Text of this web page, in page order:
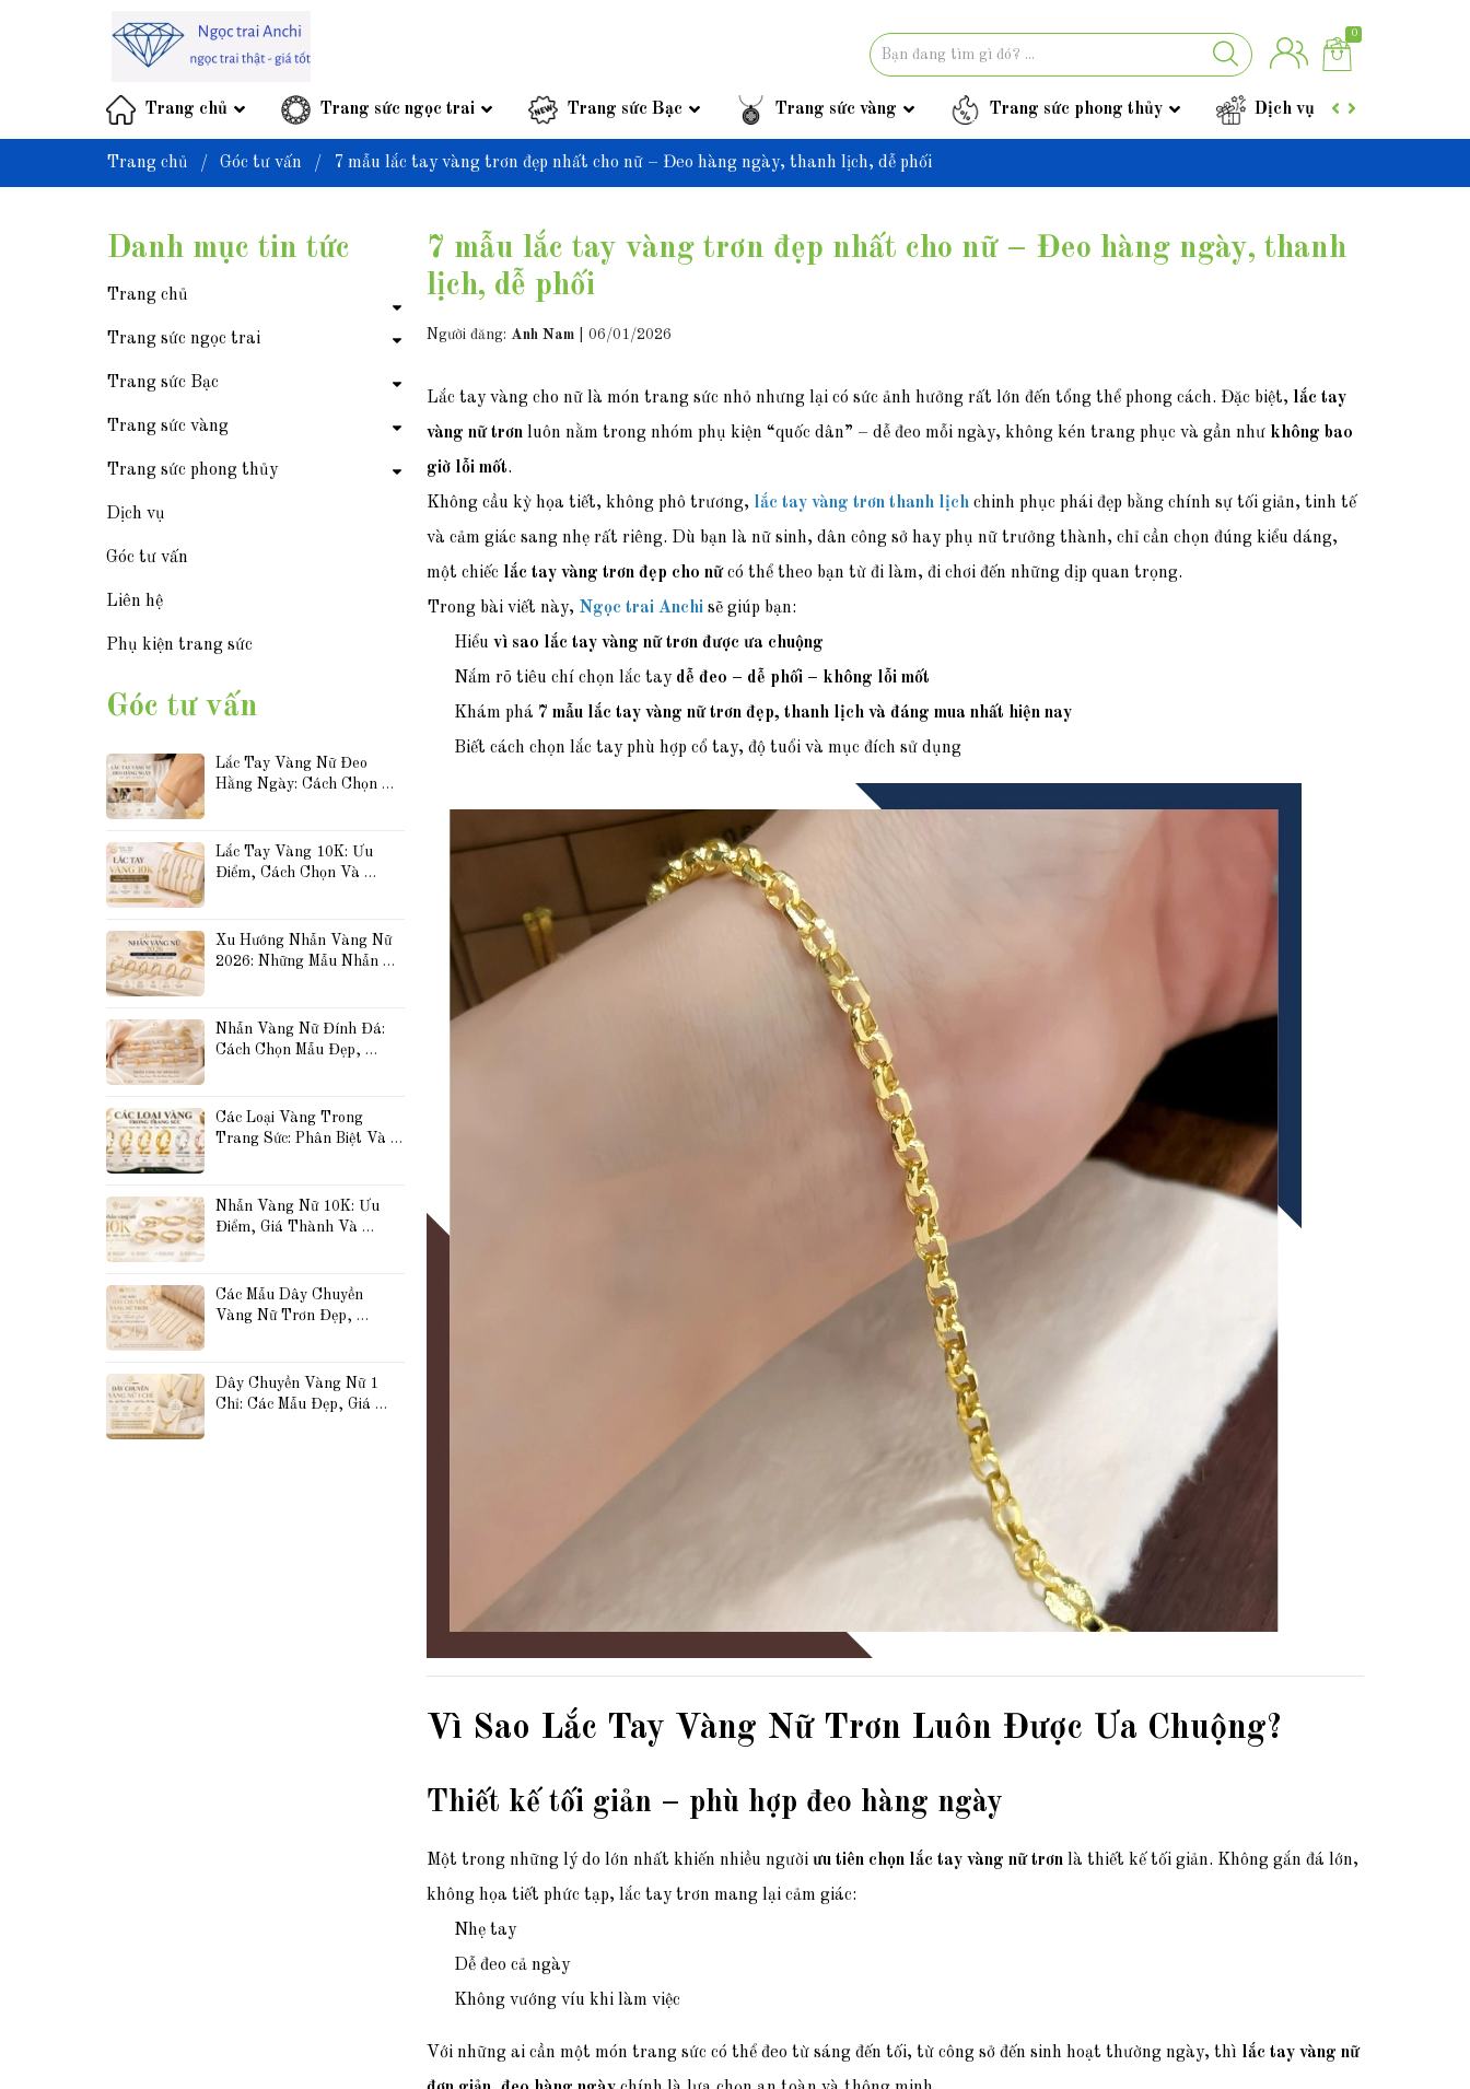
0
Trang chủ Trang sức ngọc trai Trang sức Bạc Trang sức vàng Trang sức phong thủy Dịch vụ
Trang chủ / Góc tư vấn / 7 mẫu lắc tay vàng trơn đẹp nhất cho nữ – Đeo hàng ngày, thanh lịch, dễ phối
7 mẫu lắc tay vàng trơn đẹp nhất cho nữ – Đeo hàng ngày, thanh
lịch, dễ phối
Người đăng: Anh Nam| 06/01/2026
Lắc tay vàng cho nữ là món trang sức nhỏ nhưng lại có sức ảnh hưởng rất lớn đến tổng thể phong cách. Đặc biệt, lắc tay
vàng nữ trơnluôn nằm trong nhóm phụ kiện “quốc dân” – dễ đeo mỗi ngày, không kén trang phục và gần như không bao
giờ lỗi mốt.
Không cầu kỳ họa tiết, không phô trương, lắc tay vàng trơn thanh lịchchinh phục phái đẹp bằng chính sự tối giản, tinh tế
và cảm giác sang nhẹ rất riêng. Dù bạn là nữ sinh, dân công sở hay phụ nữ trưởng thành, chỉ cần chọn đúng kiểu dáng,
một chiếc lắc tay vàng trơn đẹp cho nữcó thể theo bạn từ đi làm, đi chơi đến những dịp quan trọng.
Trong bài viết này, Ngọc trai Anchisẽ giúp bạn:
Hiểu vì sao lắc tay vàng nữ trơn được ưa chuộng
Nắm rõ tiêu chí chọn lắc tay dễ đeo – dễ phối – không lỗi mốt
Khám phá 7 mẫu lắc tay vàng nữ trơn đẹp, thanh lịch và đáng mua nhất hiện nay
Biết cách chọn lắc tay phù hợp cổ tay, độ tuổi và mục đích sử dụng
Vì Sao Lắc Tay Vàng Nữ Trơn Luôn Được Ưa Chuộng?
Thiết kế tối giản – phù hợp đeo hàng ngày
Một trong những lý do lớn nhất khiến nhiều người ưu tiên chọn lắc tay vàng nữ trơnlà thiết kế tối giản. Không gắn đá lớn,
không họa tiết phức tạp, lắc tay trơn mang lại cảm giác:
Nhẹ tay
Dễ đeo cả ngày
Không vướng víu khi làm việc
Với những ai cần một món trang sức có thể đeo từ sáng đến tối, từ công sở đến sinh hoạt thường ngày, thì lắc tay vàng nữ
Danh mục tin tức
Trang chủ
Trang sức ngọc trai
Trang sức Bạc
Trang sức vàng
Trang sức phong thủy
Dịch vụ
Góc tư vấn
Liên hệ
Phụ kiện trang sức
Góc tư vấn
Lắc Tay Vàng Nữ Đeo
Hằng Ngày: Cách Chọn
Lắc Tay Vàng 10K: Ưu
Điểm, Cách Chọn Và
Xu Hướng Nhẫn Vàng Nữ
2026: Những Mẫu Nhẫn
Nhẫn Vàng Nữ Đính Đá:
Cách Chọn Mẫu Đẹp,
Các Loại Vàng Trong
Trang Sức: Phân Biệt Và
Và Vàng Hồng
Nhẫn Vàng Nữ 10K: Ưu
Điểm, Giá Thành Và
Các Mẫu Dây Chuyền
Vàng Nữ Trơn Đẹp,
Nay
Dây Chuyền Vàng Nữ 1
Chỉ: Các Mẫu Đẹp, Giá